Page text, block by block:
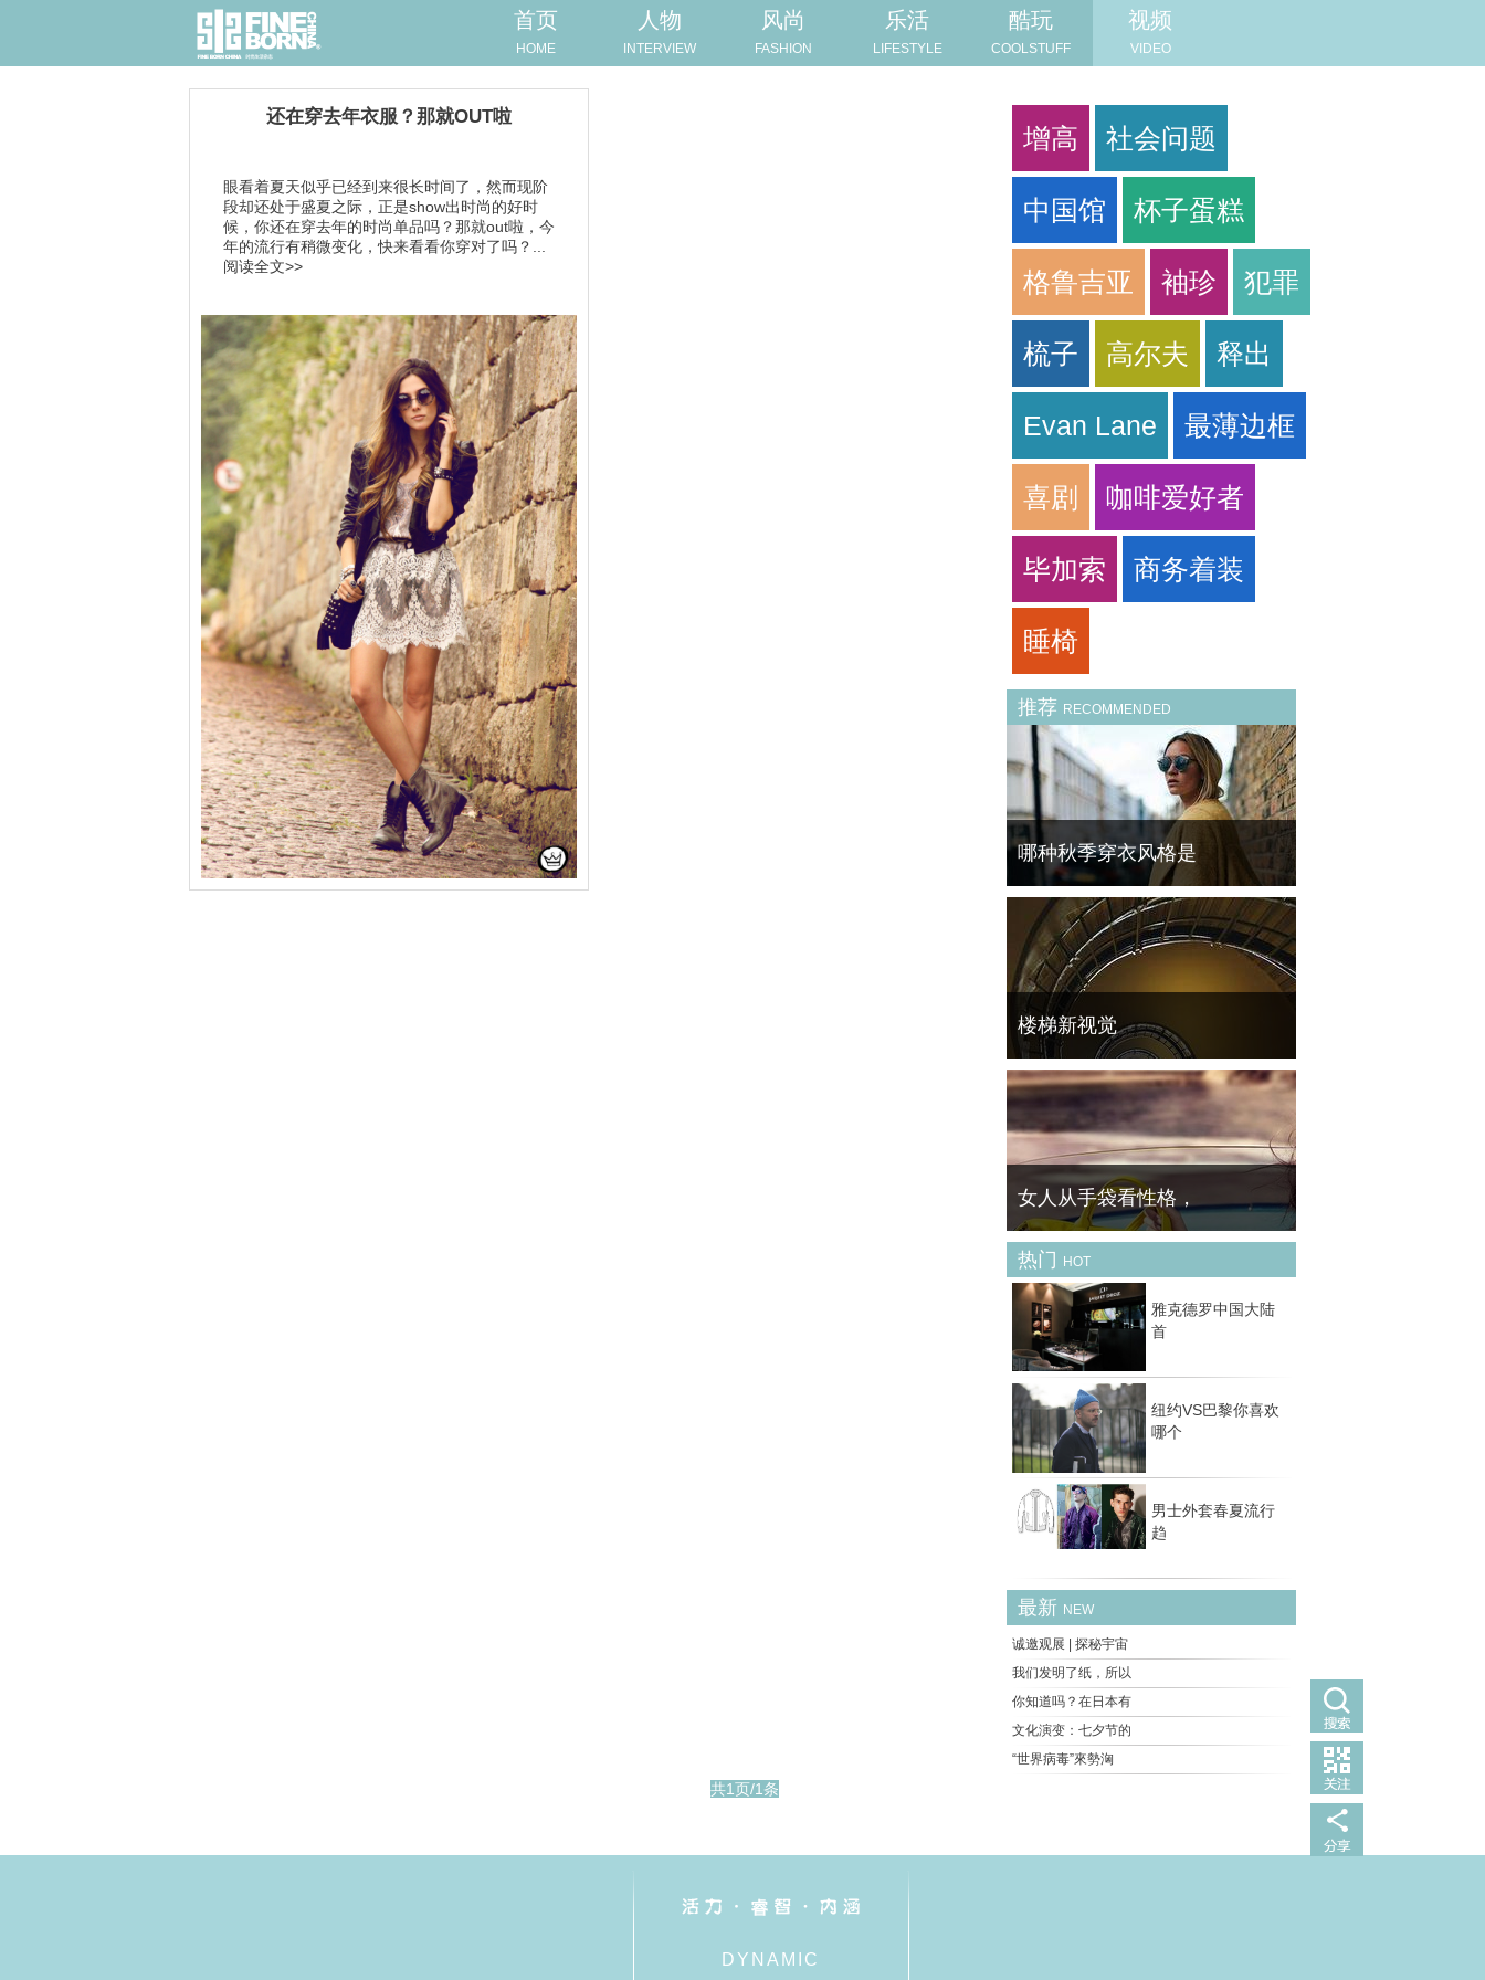
首页
HOME
人物
INTERVIEW
风尚
FASHION
乐活
LIFESTYLE
酷玩
COOLSTUFF
视频
VIDEO
还在穿去年衣服？那就OUT啦
眼看着夏天似乎已经到来很长时间了，然而现阶
段却还处于盛夏之际，正是show出时尚的好时
候，你还在穿去年的时尚单品吗？那就out啦，今
年的流行有稍微变化，快来看看你穿对了吗？...
阅读全文>>
增高 社会问题
中国馆 杯子蛋糕
格鲁吉亚 袖珍 犯罪
梳子 高尔夫 释出
Evan Lane 最薄边框
喜剧 咖啡爱好者
毕加索 商务着装
睡椅
推荐 RECOMMENDED
哪种秋季穿衣风格是
天气逐渐降温，转眼间已进入深秋，人们穿的
衣服渐渐变厚，步履也越来越匆匆，从夹克到
大衣，开始出现了街头的身影之中。然而外套
的选择变得多样，每种外套代表不同的风格，
你
楼梯新视觉
德国摄影师Nils Eisfeld喜欢楼梯结构特有的线
条美，因此着迷于螺旋楼梯的拍摄，用仰视的
角度来突出建筑的迷人之处。利用不同的光线
将不同形状的楼梯拍出不同的感觉，使人身处
女人从手袋看性格，
时尚，更多的是我们如何看待自己以及期望别
人看到我们的反映。对于大多数女性来说，一
个包袋是最适合投资的价值配件，是任何服装
与场合的日常必需品。而你所选择的包袋风格
对
热门 HOT
雅克德罗中国大陆
首
纽约VS巴黎你喜欢
哪个
男士外套春夏流行
趋
最新 NEW
诚邀观展 | 探秘宇宙
我们发明了纸，所以
你知道吗？在日本有
文化演变：七夕节的
“世界病毒”來勢洶
共1页/1条
DYNAMIC